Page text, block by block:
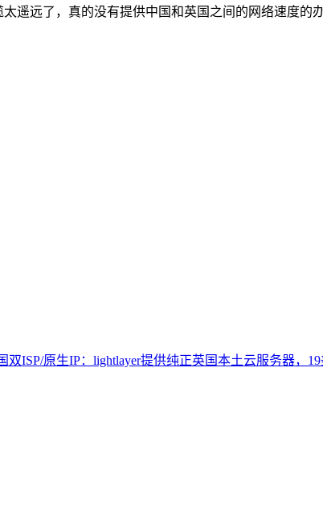
遥远了，真的没有提供中国和英国之间的网络速度的
双ISP/原生IP：lightlayer提供纯正英国本土云服务器，